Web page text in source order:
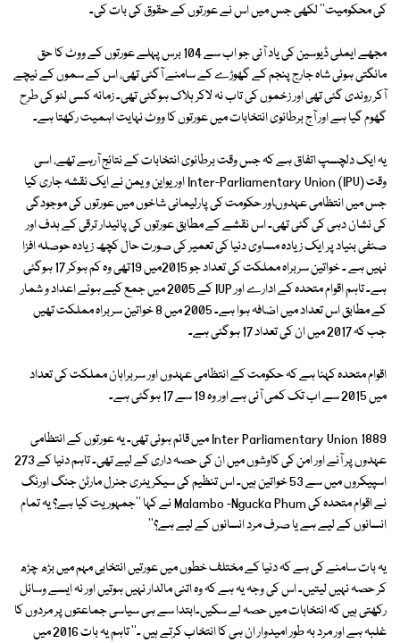
کی محکومیت'' لکھی جس میں اس نے عورتوں کے حقوق کی بات کی۔
مجھے ایملی ڈیوسین کی یاد آئی جو اب سے 104 برس پہلے عورتوں کے ووٹ کا حق
مانگتی ہوئی شاہ جارج پنجم کے گھوڑے کے سامنے آگئی تھی، اس کے سموں کے نیچے
آکر روندی گئی تھی اور زخموں کی تاب نہ لاکر ہلاک ہوگئی تھی۔ زمانہ کسی لٹو کی طرح
گھوم گیا ہے اور آج برطانوی انتخابات میں عورتوں کا ووٹ نہایت اہمیت رکھتا ہے۔
یہ ایک دلچسپ اتفاق ہے کہ جس وقت برطانوی انتخابات کے نتائج آرہے تھے، اسی
وقت Inter-Parliamentary Union (IPU) اور یواین ویمن نے ایک نقشہ جاری کیا
جس میں انتظامی عہدوںاور حکومت کی پارلیمانی شاخوں میں عورتوں کی موجودگی
کی نشان دہی کی گئی تھی۔ اس نقشے کے مطابق عورتوں کی پائیدار ترقی کے ہدف اور
صنفی بنیاد پر ایک زیادہ مساوی دنیا کی تعمیر کی صورت حال کچھ زیادہ حوصلہ افزا
نہیں ہے ۔ خواتین سربراہ مملکت کی تعداد جو 2015میں 19تھی وہ کم ہوکر 17 ہوگئی
ہے۔ تاہم اقوام متحدہ کے ادارے اور IUP کے 2005 میں جمع کیے ہوئے اعداد و شمار
کے مطابق اس تعداد میں اضافہ ہوا ہے۔ 2005 میں 8 خواتین سربراہ مملکت تھیں
جب کہ 2017 میں ان کی تعداد 17 ہوگئی ہے۔
اقوام متحدہ کہنا ہے کہ حکومت کے انتظامی عہدوں اور سربراہان مملکت کی تعداد
میں 2015 سے اب تک کمی آئی ہے اور وہ 19 سے 17 ہوگئی ہے۔
Inter Parliamentary Union 1889 میں قائم ہوئی تھی۔ یہ عورتوں کے انتظامی
عہدوں پر آنے اور امن کی کاوشوں میں ان کی حصہ داری کے لیے تھی۔ تاہم دنیا کے 273
اسپیکروں میں سے 53 خواتین ہیں۔ اس تنظیم کی سیکریٹری جنرل مارٹن جنگ اورنگ
نے اقوام متحدہ کی Malambo -Ngucka Phum نے کہا ''جمہوریت کیا ہے؟ یہ تمام
انسانوں کے لیے ہے یا صرف مرد انسانوں کے لیے ہے؟''
یہ بات سامنے کی ہے کہ دنیا کے مختلف خطوں میں عورتیں انتخابی مہم میں بڑھ چڑھ
کر حصہ نہیں لیتیں۔ اس کی وجہ یہ ہے کہ وہ اتنی مالدار نہیں ہوتیں اور نہ ایسے وسائل
رکھتی ہیں کہ انتخابات میں حصہ لے سکیں۔ابتدا سے ہی سیاسی جماعتوں پر مردوں کا
غلبہ ہے اور مرد بہ طور امیدوار ان ہی کا انتخاب کرتے ہیں ۔'' تاہم یہ بات 2016 میں